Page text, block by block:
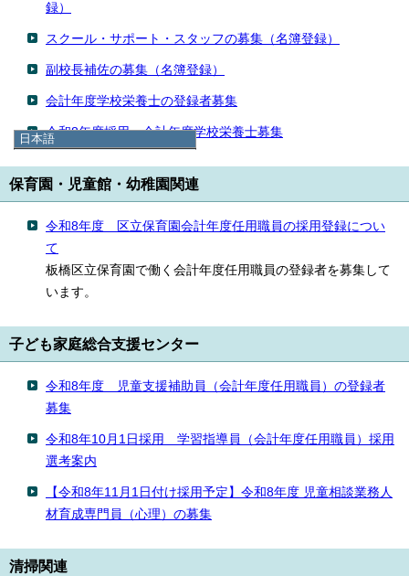
日本語
English
한국어
繁體中文
録）
スクール・サポート・スタッフの募集（名簿登録）
副校長補佐の募集（名簿登録）
会計年度学校栄養士の登録者募集
令和8年度採用 会計年度学校栄養士募集
保育園・児童館・幼稚園関連
令和8年度 区立保育園会計年度任用職員の採用登録につい
て
板橋区立保育園で働く会計年度任用職員の登録者を募集して
います。
子ども家庭総合支援センター
令和8年度 児童支援補助員（会計年度任用職員）の登録者
募集
令和8年10月1日採用 学習指導員（会計年度任用職員）採用
選考案内
【令和8年11月1日付け採用予定】令和8年度 児童相談業務人
材育成専門員（心理）の募集
清掃関連